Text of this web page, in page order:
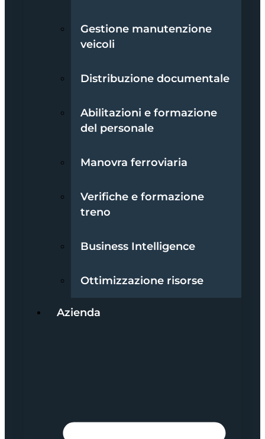
Gestione manutenzione
veicoli
Distribuzione documentale
Abilitazioni e formazione
del personale
Manovra ferroviaria
Verifiche e formazione
treno
Business Intelligence
Ottimizzazione risorse
Azienda